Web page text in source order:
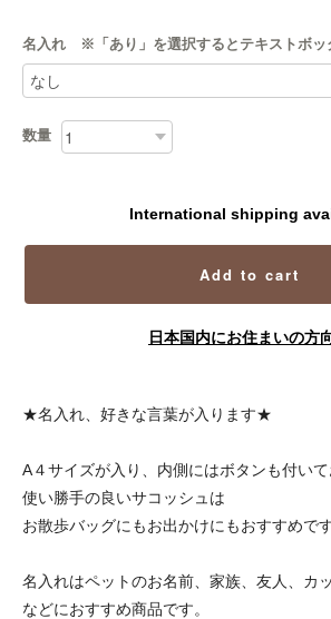
名入れ ※「あり」を選択するとテキストボッ
数量
International shipping
Add to cart
日本国内にお住まいの方
★名入れ、好きな言葉が入ります★
A４サイズが入り、内側にはボタンも付いて
使い勝手の良いサコッシュは
お散歩バッグにもお出かけにもおすすめです
名入れはペットのお名前、家族、友人、カ
などにおすすめ商品です。